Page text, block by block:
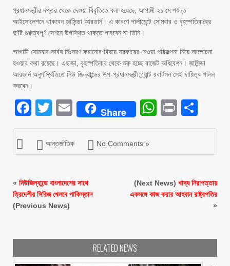
প্রধানমন্ত্রীর দপ্তর থেকে দেওয়া বিবৃতিতে বলা হয়েছে, আগামী ২১ মে পর্যন্ত
আইসোলেশনে থাকবেন জাসিন্ডা আরডার্ন। এ কারণে পার্লামেন্টে সোমবার ও বৃহস্পতিবারের
দু’টি গুরুত্বপূর্ণ সেশনে উপস্থিত থাকতে পারবেন না তিনি।
আগামী সোমবার কার্বন নিঃসরণ কমানোর বিষয়ে সরকারের নেওয়া পরিকল্পনা নিয়ে আলোচনা
হওয়ার কথা রয়েছে। এছাড়া, বৃহস্পতিবার থেকে শুরু হচ্ছে বাজেট অধিবেশন। জাসিন্ডা
আরডার্ন অনুপস্থিতিতে নিউ জিল্যান্ডের উপ-প্রধানমন্ত্রী গ্র্যান্ট রবার্টসন সেই দায়িত্ব পালন
করবেন।
Facebook
Twitter
EmailShare Print
আন্তর্জাতিক No Comments »
« নিউজিল্যান্ডে বাংলাদেশের সাথে
ত্রিদেশীয় সিরিজ খেলবে পাকিস্তান
(Previous News)
(Next News) খাদ্য নিরাপত্তায়
একসঙ্গে কাজ করার আহবান রাষ্ট্রপতির
»
RELATED NEWS